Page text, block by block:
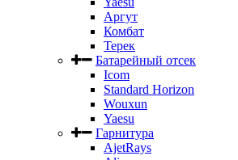
Аргут
Комбат
Терек
Батарейный отсек
Icom
Standard Horizon
Wouxun
Yaesu
Гарнитура
AjetRays